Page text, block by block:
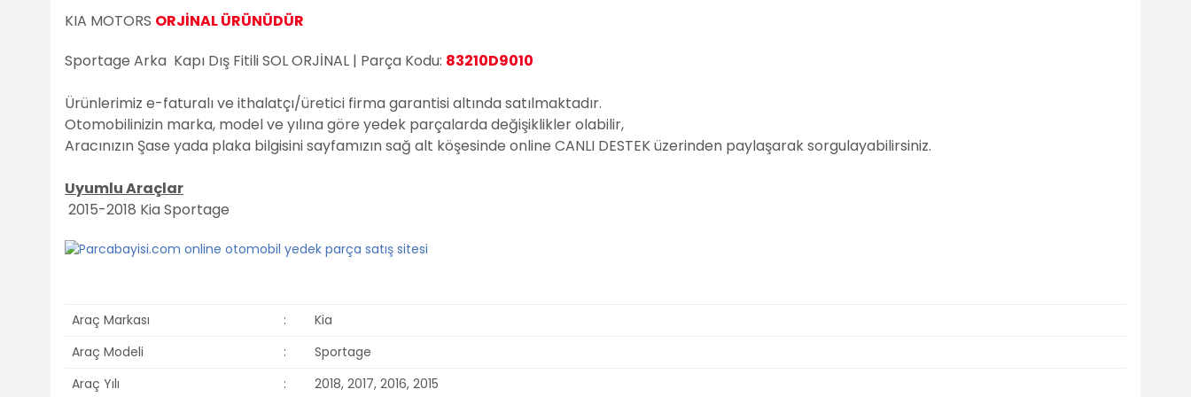
KIA MOTORS ORJİNAL ÜRÜNÜDÜR
Sportage Arka Kapı Dış Fitili SOL ORJİNAL | Parça Kodu: 83210D9010
Ürünlerimiz e-faturalı ve ithalatçı/üretici firma garantisi altında satılmaktadır.
Otomobilinizin marka, model ve yılına göre yedek parçalarda değişiklikler olabilir,
Aracınızın Şase yada plaka bilgisini sayfamızın sağ alt köşesinde online CANLI DESTEK üzerinden paylaşarak sorgulayabilirsiniz.
Uyumlu Araçlar
2015-2018 Kia Sportage
Araç Markası :
Kia
Araç Modeli
:
Sportage
Araç Yılı
:
2018, 2017, 2016, 2015